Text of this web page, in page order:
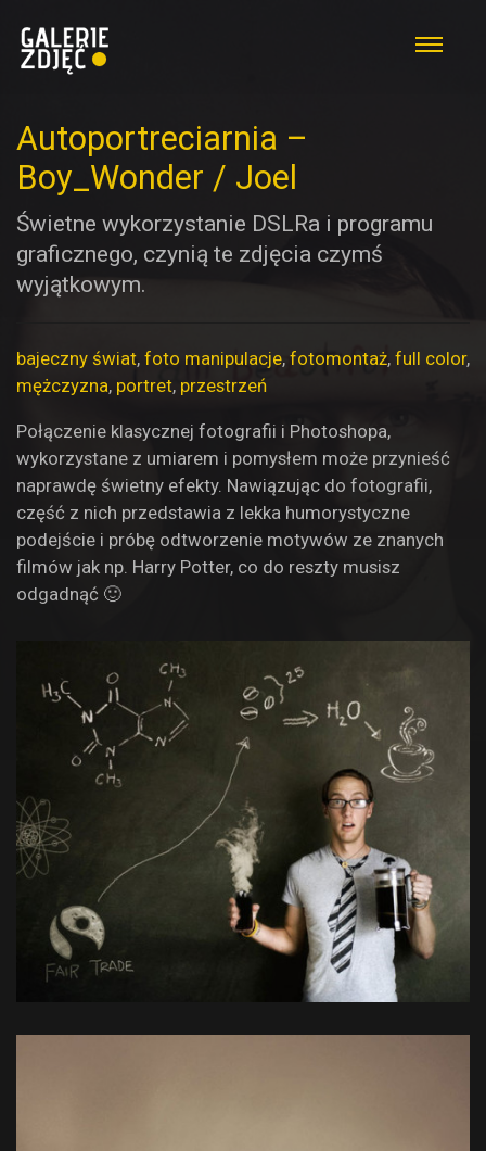
Autoportreciarnia –
Boy_Wonder / Joel
Świetne wykorzystanie DSLRa i programu
graficznego, czynią te zdjęcia czymś
wyjątkowym.
bajeczny świat, foto manipulacje, fotomontaż, full color,
mężczyzna, portret, przestrzeń
Połączenie klasycznej fotografii i Photoshopa,
wykorzystane z umiarem i pomysłem może przynieść
naprawdę świetny efekty. Nawiązując do fotografii,
część z nich przedstawia z lekka humorystyczne
podejście i próbę odtworzenie motywów ze znanych
filmów jak np. Harry Potter, co do reszty musisz
odgadnąć 🙂